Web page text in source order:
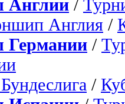
Англии /
Англия /
Германии /
/